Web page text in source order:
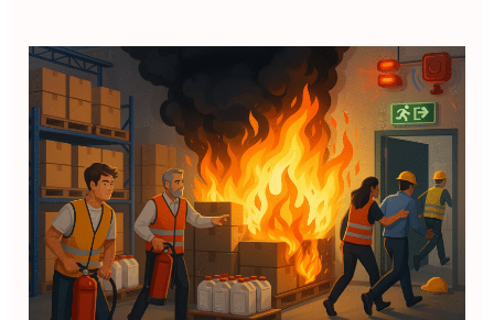
Fire
Safety
and
Prevention
Planning